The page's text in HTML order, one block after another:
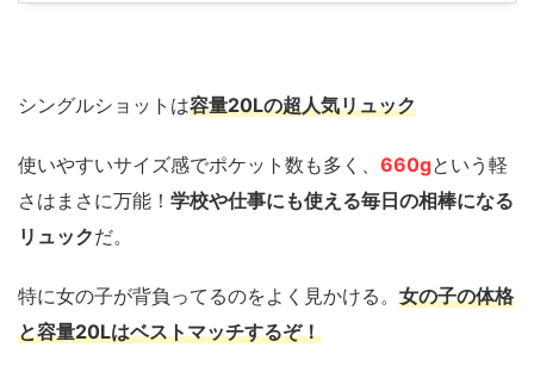
シングルショットは容量20Lの超人気リュック
使いやすいサイズ感でポケット数も多く、 660gという軽
さはまさに万能！ 学校や仕事にも使える毎日の相棒になる
リュックだ。
特に女の子が背負ってるのをよく見かける。 女の子の体格
と容量20Lはベストマッチするぞ！